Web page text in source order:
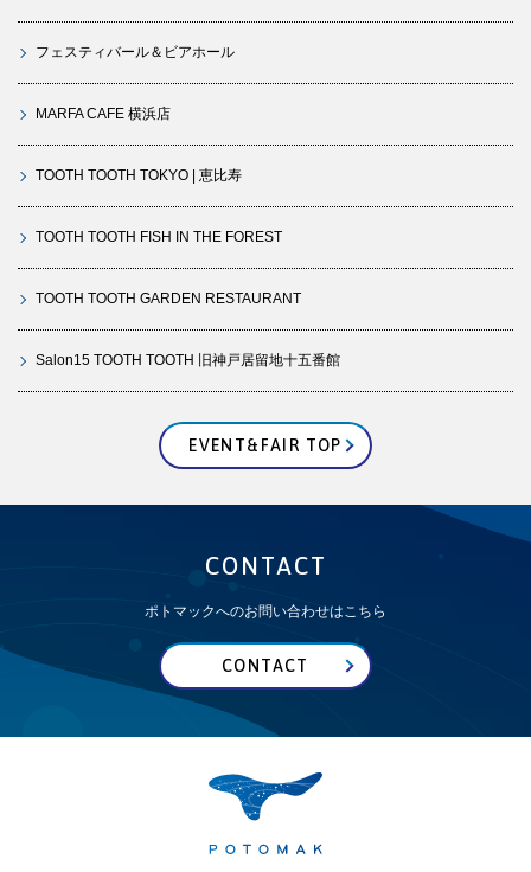
フェスティバール＆ビアホール
MARFA CAFE 横浜店
TOOTH TOOTH TOKYO | 恵比寿
TOOTH TOOTH FISH IN THE FOREST
TOOTH TOOTH GARDEN RESTAURANT
Salon15 TOOTH TOOTH 旧神戸居留地十五番館
EVENT&FAIR TOP
CONTACT
ポトマックへのお問い合わせはこちら
CONTACT